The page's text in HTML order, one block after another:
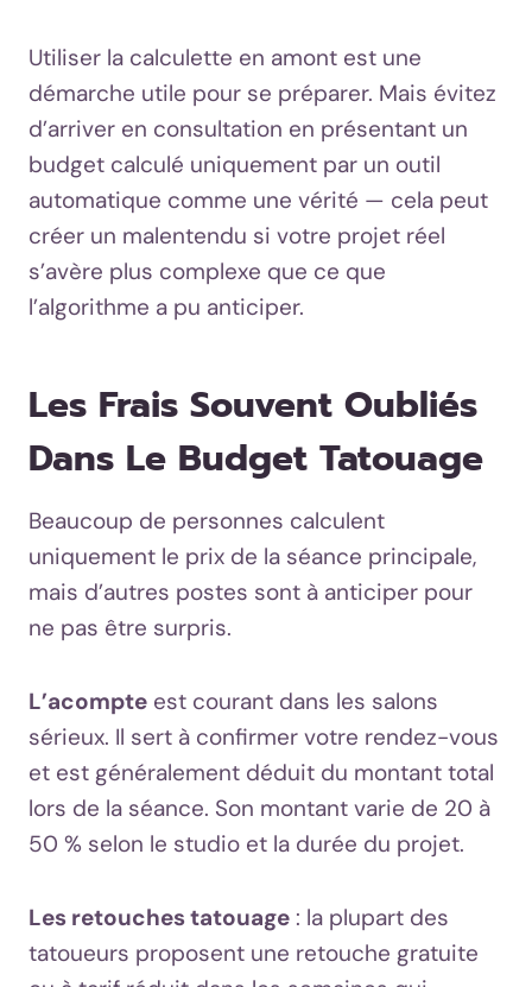
Utiliser la calculette en amont est une
démarche utile pour se préparer. Mais évitez
d’arriver en consultation en présentant un
budget calculé uniquement par un outil
automatique comme une vérité — cela peut
créer un malentendu si votre projet réel
s’avère plus complexe que ce que
l’algorithme a pu anticiper.
Les Frais Souvent Oubliés
Dans Le Budget Tatouage
Beaucoup de personnes calculent
uniquement le prix de la séance principale,
mais d’autres postes sont à anticiper pour
ne pas être surpris.
L’acompte est courant dans les salons
sérieux. Il sert à confirmer votre rendez-vous
et est généralement déduit du montant total
lors de la séance. Son montant varie de 20 à
50 % selon le studio et la durée du projet.
Les retouches tatouage : la plupart des
tatoueurs proposent une retouche gratuite